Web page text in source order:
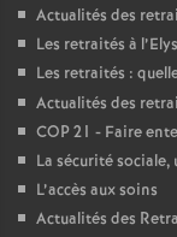
Actualités des
Les retraités à
Les retraités :
Actualités des
COP21 - Faire
La sécurité
L’accès aux soins
Actualités des